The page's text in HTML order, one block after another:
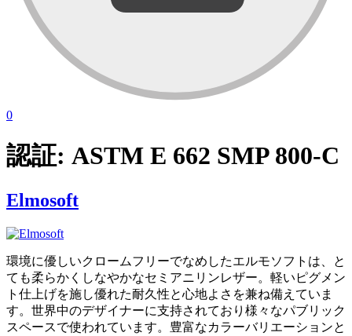
0
認証: ASTM E 662 SMP 800-C
Elmosoft
環境に優しいクロームフリーでなめしたエルモソフトは、と
ても柔らかくしなやかなセミアニリンレザー。軽いピグメン
ト仕上げを施し優れた耐久性と心地よさを兼ね備えていま
す。世界中のデザイナーに支持されており様々なパブリック
スペースで使われています。豊富なカラーバリエーションと